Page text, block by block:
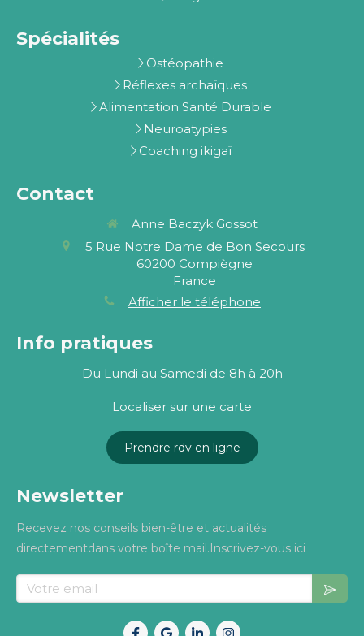
Spécialités
Ostéopathie
Réflexes archaïques
Alimentation Santé Durable
Neuroatypies
Coaching ikigaï
Contact
Anne Baczyk Gossot
5 Rue Notre Dame de Bon Secours
60200 Compiègne
France
Afficher le téléphone
Info pratiques
Du Lundi au Samedi de 8h à 20h
Localiser sur une carte
Prendre rdv en ligne
Newsletter
Recevez nos conseils bien-être et actualités
directementdans votre boîte mail.Inscrivez-vous ici
Votre email